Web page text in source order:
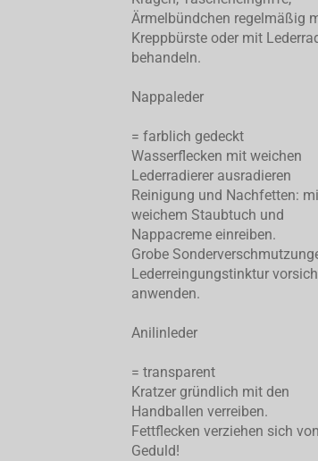
Ärmelbündchen regelmäßig
Kreppbürste oder mit
behandeln.
Nappaleder
= farblich gedeckt
Wasserflecken mit weichen
Lederradierer ausradieren
Reinigung und Nachfetten:
weichem Staubtuch und
Nappacreme einreiben.
Grobe
Lederreingungstinktur
anwenden.
Anilinleder
= transparent
Kratzer gründlich mit den
Handballen verreiben.
Fettflecken verziehen sich
Geduld!